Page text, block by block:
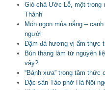
Giò chả Ước Lễ, một trong
Thành
Món ngon mùa nắng –
người
Đậm đà hương vị ẩm thực
Bún thang làm từ nguyên
vậy?
“Bánh xưa” trong tâm thức
Đặc sản Tào phớ Hà Nội